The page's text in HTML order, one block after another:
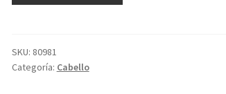
ml
cantidad
SKU: 80981
Categoría: Cabello